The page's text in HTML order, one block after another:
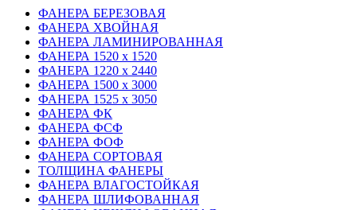
ФАНЕРА БЕРЕЗОВАЯ
ФАНЕРА ХВОЙНАЯ
ФАНЕРА ЛАМИНИРОВАННАЯ
ФАНЕРА 1520 х 1520
ФАНЕРА 1220 х 2440
ФАНЕРА 1500 х 3000
ФАНЕРА 1525 х 3050
ФАНЕРА ФК
ФАНЕРА ФСФ
ФАНЕРА ФОФ
ФАНЕРА СОРТОВАЯ
ТОЛЩИНА ФАНЕРЫ
ФАНЕРА ВЛАГОСТОЙКАЯ
ФАНЕРА ШЛИФОВАННАЯ